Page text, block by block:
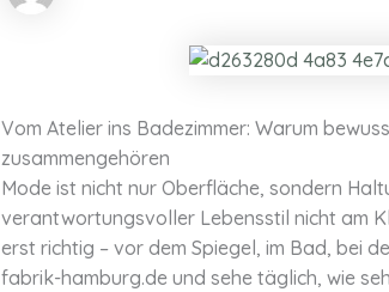
Vom Atelier ins Badezimmer: Warum
zusammengehören
Mode ist nicht nur Oberfläche, sondern
verantwortungsvoller Lebensstil nicht am
erst richtig – vor dem Spiegel, im Bad, bei
fabrik-hamburg.de und sehe täglich, wie